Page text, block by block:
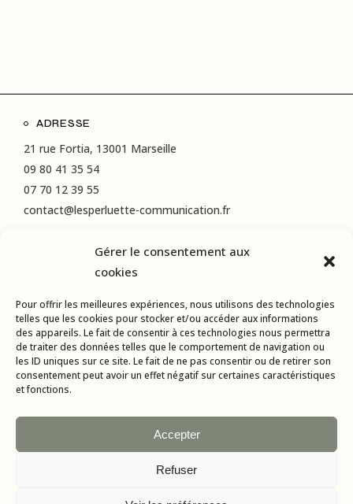
Gérer le consentement aux
cookies
Pour offrir les meilleures expériences, nous utilisons des technologies
telles que les cookies pour stocker et/ou accéder aux informations
des appareils. Le fait de consentir à ces technologies nous permettra
de traiter des données telles que le comportement de navigation ou
les ID uniques sur ce site. Le fait de ne pas consentir ou de retirer son
consentement peut avoir un effet négatif sur certaines caractéristiques
et fonctions.
Accepter
Refuser
ADRESSE
21 rue Fortia, 13001 Marseille
09 80 41 35 54
07 70 12 39 55
contact@lesperluette-communication.fr
RÉSEAUX SOCIAUX
LinkedIn
Facebook